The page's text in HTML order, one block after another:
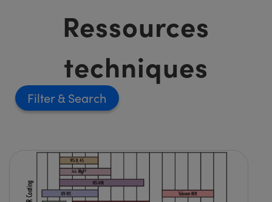
Ressources
techniques
Filter